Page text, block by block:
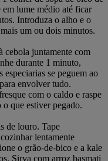
lume médio até ficar
Introduza o alho e o
um ou dois minutos.
cebola juntamente com
durante 1 minuto,
especiarias se peguem ao
envolver tudo.
com o caldo e raspe
que estiver pegado.
de louro. Tape
lentamente
o grão-de-bico e a kale
Sirva com arroz basmati